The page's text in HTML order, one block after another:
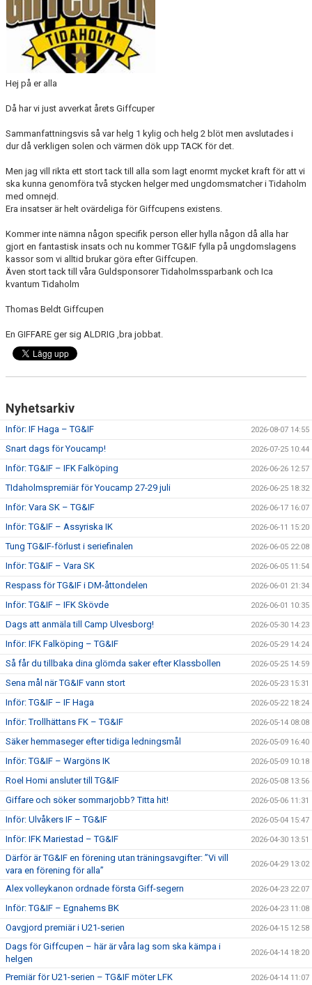
CUPER ARBETSBESKRIVNING
PLANSCHEMA
Hej på er alla
Då har vi just avverkat årets Giffcuper
Sammanfattningsvis så var helg 1 kylig och helg 2 blöt men avslutades i
dur då verkligen solen och värmen dök upp TACK för det.
Men jag vill rikta ett stort tack till alla som lagt enormt mycket kraft för att vi
ska kunna genomföra två stycken helger med ungdomsmatcher i Tidaholm
med omnejd.
Era insatser är helt ovärdeliga för Giffcupens existens.
Kommer inte nämna någon specifik person eller hylla någon då alla har
gjort en fantastisk insats och nu kommer TG&IF fylla på ungdomslagens
kassor som vi alltid brukar göra efter Giffcupen.
Även stort tack till våra Guldsponsorer Tidaholmssparbank och Ica
kvantum Tidaholm
Thomas Beldt Giffcupen
En GIFFARE ger sig ALDRIG ,bra jobbat.
Nyhetsarkiv
Inför: IF Haga – TG&IF 2026-08-07 14:55
Snart dags för Youcamp! 2026-07-25 10:44
Inför: TG&IF – IFK Falköping 2026-06-26 12:57
TIdaholmspremiär för Youcamp 27-29 juli 2026-06-25 18:32
Inför: Vara SK – TG&IF 2026-06-17 16:07
Inför: TG&IF – Assyriska IK 2026-06-11 15:20
Tung TG&IF-förlust i seriefinalen 2026-06-05 22:08
Inför: TG&IF – Vara SK 2026-06-05 11:54
Respass för TG&IF i DM-åttondelen 2026-06-01 21:34
Inför: TG&IF – IFK Skövde 2026-06-01 10:35
Dags att anmäla till Camp Ulvesborg! 2026-05-30 14:23
Inför: IFK Falköping – TG&IF 2026-05-29 14:24
Så får du tillbaka dina glömda saker efter Klassbollen 2026-05-25 14:59
Sena mål när TG&IF vann stort 2026-05-23 15:31
Inför: TG&IF – IF Haga 2026-05-22 18:24
Inför: Trollhättans FK – TG&IF 2026-05-14 08:08
Säker hemmaseger efter tidiga ledningsmål 2026-05-09 16:40
Inför: TG&IF – Wargöns IK 2026-05-09 10:18
Roel Homi ansluter till TG&IF 2026-05-08 13:56
Giffare och söker sommarjobb? Titta hit! 2026-05-06 11:31
Inför: Ulvåkers IF – TG&IF 2026-05-04 15:47
Inför: IFK Mariestad – TG&IF 2026-04-30 13:51
Därför är TG&IF en förening utan träningsavgifter: ”Vi vill
vara en förening för alla”
2026-04-29 13:02
Alex volleykanon ordnade första Giff-segern 2026-04-23 22:07
Inför: TG&IF – Egnahems BK 2026-04-23 11:08
Oavgjord premiär i U21-serien 2026-04-15 12:58
Dags för Giffcupen – här är våra lag som ska kämpa i
helgen
2026-04-14 18:20
Premiär för U21-serien – TG&IF möter LFK 2026-04-14 11:07